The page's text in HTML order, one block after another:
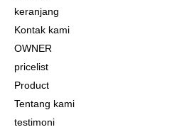
keranjang
Kontak kami
OWNER
pricelist
Product
Tentang kami
testimoni